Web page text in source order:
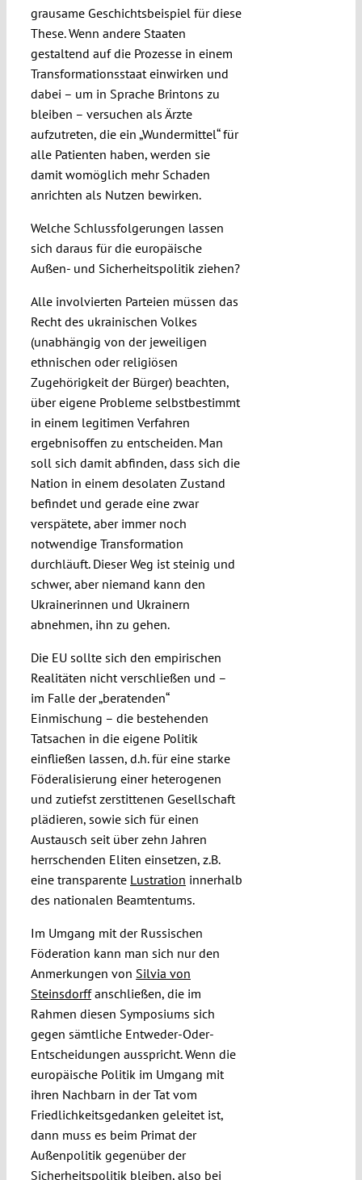
grausame Geschichtsbeispiel für diese
These. Wenn andere Staaten
gestaltend auf die Prozesse in einem
Transformationsstaat einwirken und
dabei – um in Sprache Brintons zu
bleiben – versuchen als Ärzte
aufzutreten, die ein „Wundermittel“ für
alle Patienten haben, werden sie
damit womöglich mehr Schaden
anrichten als Nutzen bewirken.
Welche Schlussfolgerungen lassen
sich daraus für die europäische
Außen- und Sicherheitspolitik ziehen?
Alle involvierten Parteien müssen das
Recht des ukrainischen Volkes
(unabhängig von der jeweiligen
ethnischen oder religiösen
Zugehörigkeit der Bürger) beachten,
über eigene Probleme selbstbestimmt
in einem legitimen Verfahren
ergebnisoffen zu entscheiden. Man
soll sich damit abfinden, dass sich die
Nation in einem desolaten Zustand
befindet und gerade eine zwar
verspätete, aber immer noch
notwendige Transformation
durchläuft. Dieser Weg ist steinig und
schwer, aber niemand kann den
Ukrainerinnen und Ukrainern
abnehmen, ihn zu gehen.
Die EU sollte sich den empirischen
Realitäten nicht verschließen und –
im Falle der „beratenden“
Einmischung – die bestehenden
Tatsachen in die eigene Politik
einfließen lassen, d.h. für eine starke
Föderalisierung einer heterogenen
und zutiefst zerstittenen Gesellschaft
plädieren, sowie sich für einen
Austausch seit über zehn Jahren
herrschenden Eliten einsetzen, z.B.
eine transparente Lustration innerhalb
des nationalen Beamtentums.
Im Umgang mit der Russischen
Föderation kann man sich nur den
Anmerkungen von Silvia von
Steinsdorffanschließen, die im
Rahmen diesen Symposiums sich
gegen sämtliche Entweder-Oder-
Entscheidungen ausspricht. Wenn die
europäische Politik im Umgang mit
ihren Nachbarn in der Tat vom
Friedlichkeitsgedanken geleitet ist,
dann muss es beim Primat der
Außenpolitik gegenüber der
Sicherheitspolitik bleiben, also bei